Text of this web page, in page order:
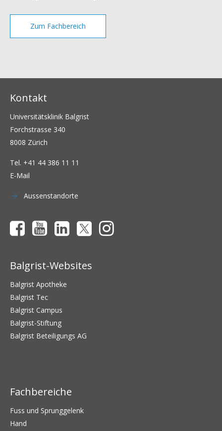
Zum Fachbereich
Kontakt
Universitätsklinik Balgrist
Forchstrasse 340
8008 Zürich
Tel. +41 44 386 11 11
E-Mail
Aussenstandorte
Balgrist-Websites
Balgrist Apotheke
Balgrist Tec
Balgrist Campus
Balgrist-Stiftung
Balgrist Beteiligungs AG
Fachbereiche
Fuss und Sprunggelenk
Hand